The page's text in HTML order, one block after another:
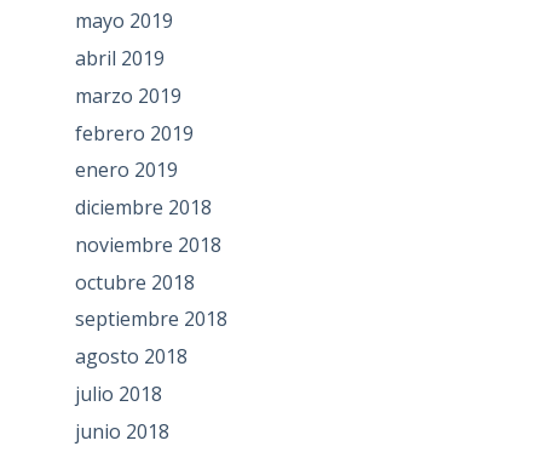
mayo 2019
abril 2019
marzo 2019
febrero 2019
enero 2019
diciembre 2018
noviembre 2018
octubre 2018
septiembre 2018
agosto 2018
julio 2018
junio 2018